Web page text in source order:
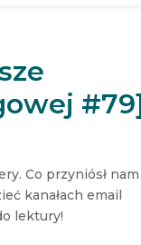
Co przyniósł nam
kanałach email
lektury!